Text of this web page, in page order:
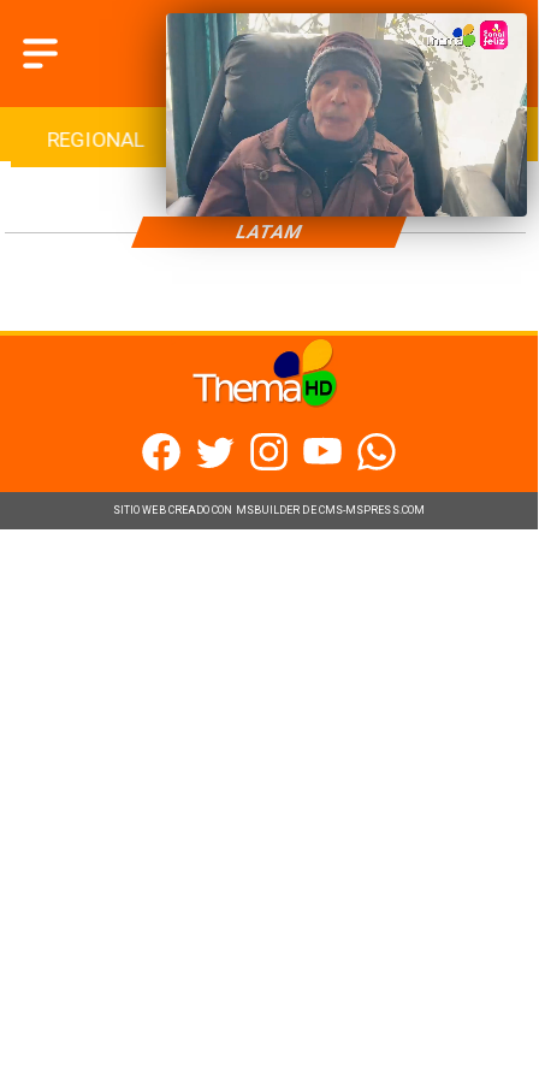
REGIONAL INTERNACIONAL DEPORTES
LATAM
SITIO WEB CREADO CON MSBUILDER DE CMS-MSPRESS.COM